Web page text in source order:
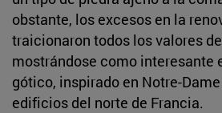
obstante, los excesos en la
traicionaron todos los valores
mostrándose como interesante
gótico, inspirado en Notre-
edificios del norte de Francia.